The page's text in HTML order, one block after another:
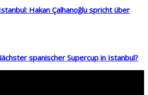
Hakan Çalhanoğlu spricht über
spanischer Supercup in Istanbul?